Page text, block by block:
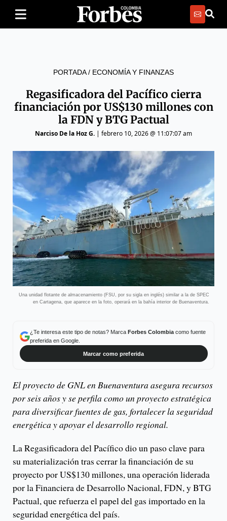
PORTADA/ ECONOMÍA Y FINANZAS
Regasificadora del Pacífico cierra
financiación por US$130 millones con
la FDN y BTG Pactual
Narciso De la Hoz G. | febrero 10, 2026 @ 11:07:07 am
Una unidad flotante de almacenamiento (FSU, por su sigla en inglés) similar a la de SPEC
en Cartagena, que aparece en la foto, operará en la bahía interior de Buenaventura.
¿Te interesa este tipo de notas? Marca Forbes Colombiacomo fuente
preferida en Google.
Marcar como preferida
El proyecto de GNL en Buenaventura asegura recursos
por seis años y se perfila como un proyecto estratégica
para diversificar fuentes de gas, fortalecer la seguridad
energética y apoyar el desarrollo regional.
La Regasificadora del Pacífico dio un paso clave para
su materialización tras cerrar la financiación de su
proyecto por US$130 millones, una operación liderada
por la Financiera de Desarrollo Nacional, FDN, y BTG
Pactual, que refuerza el papel del gas importado en la
seguridad energética del país.